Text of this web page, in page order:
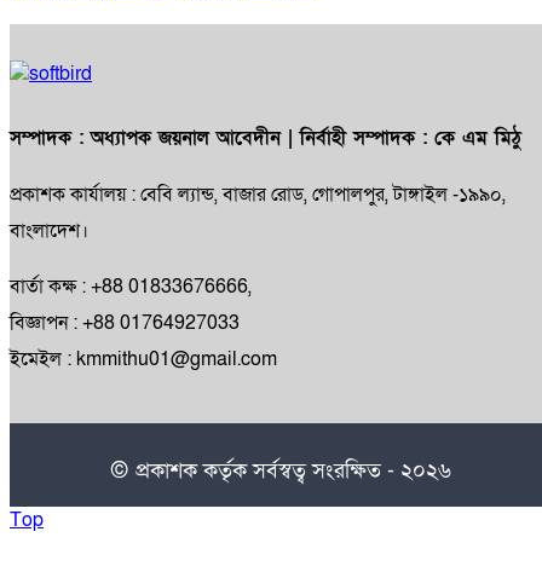
সম্পাদক :অধ্যাপক জয়নাল আবেদীন| নির্বাহী সম্পাদক : কে এম মিঠু
প্রকাশক কার্যালয় : বেবি ল্যান্ড, বাজার রোড, গোপালপুর, টাঙ্গাইল -১৯৯০,
বাংলাদেশ।
বার্তা কক্ষ : +88 01833676666,
বিজ্ঞাপন : +88 01764927033
ইমেইল : kmmithu01@gmail.com
© প্রকাশক কর্তৃক সর্বস্বত্ব সংরক্ষিত - ২০২৬
Top